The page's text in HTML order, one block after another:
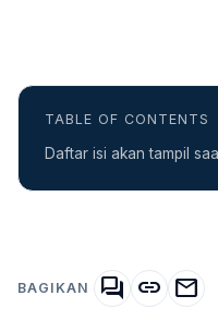
TABLE OF CONTENTS
Daftar isi akan tampil
BAGIKAN forum link mail